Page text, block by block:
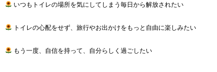
いつもトイレの場所を気にしてしまう毎日から解放されたい
トイレの心配をせず、旅行やお出かけをもっと自由に楽しみたい
もう一度、自信を持って、自分らしく過ごしたい